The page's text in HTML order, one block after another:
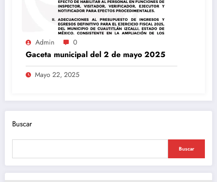
Admin 0
Gaceta municipal del 2 de mayo 2025
Mayo 22, 2025
Buscar
Buscar